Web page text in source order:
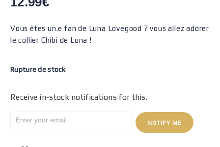
Vous êtes un.e fan de Luna Lovegood ? vous allez adorer
le collier Chibi de Luna !
Rupture de stock
Receive in-stock notifications for this.
NOTIFY ME